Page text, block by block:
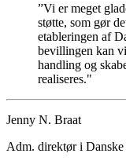
”Vi er meget
støtte, som gør
etableringen af
bevillingen kan
handling og
realiseres."
Jenny N. Braat
Adm. direktør i